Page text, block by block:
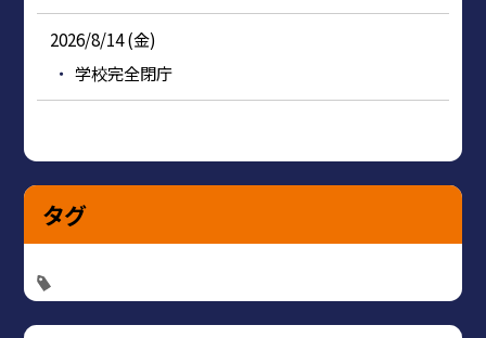
2026/8/14 (金)
学校完全閉庁
タグ